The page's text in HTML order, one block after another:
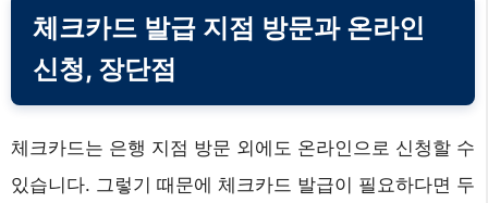
체크카드 발급 지점 방문과 온라인
신청, 장단점
체크카드는 은행 지점 방문 외에도 온라인으로 신청할 수
있습니다. 그렇기 때문에 체크카드 발급이 필요하다면 두